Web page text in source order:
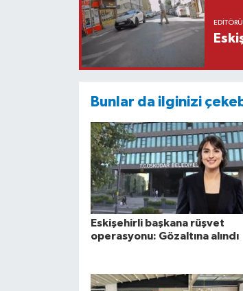
Bunlar da ilginizi
Eskişehirli başkana rüşvet
operasyonu: Gözaltına alındı